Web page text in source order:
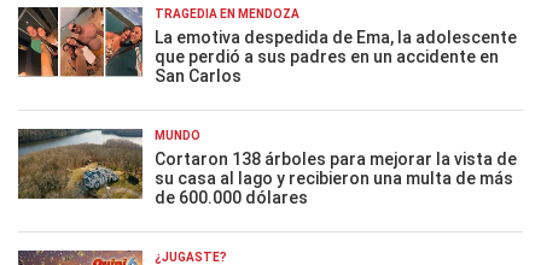
TRAGEDIA EN MENDOZA
La emotiva despedida de Ema, la adolescente
que perdió a sus padres en un accidente en
San Carlos
MUNDO
Cortaron 138 árboles para mejorar la vista de
su casa al lago y recibieron una multa de más
de 600.000 dólares
¿JUGASTE?